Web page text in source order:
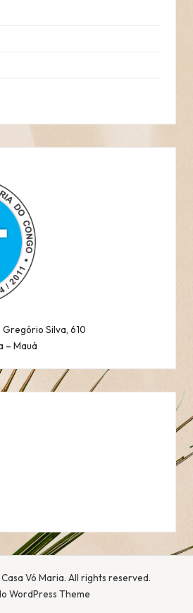
Silva, 610
Mauá
Vó Maria. All rights reserved.
WordPress Theme